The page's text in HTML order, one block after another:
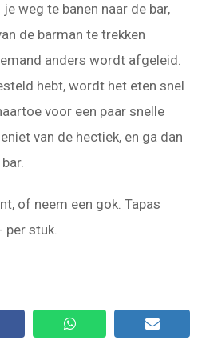
weg te banen naar de bar,
de barman te trekken
anders wordt afgeleid.
hebt, wordt het eten snel
voor een paar snelle
van de hectiek, en ga dan
of neem een gok. Tapas
per stuk.